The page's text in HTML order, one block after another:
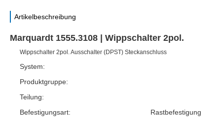
Artikelbeschreibung
Marquardt 1555.3108 | Wippschalter 2pol.
Wippschalter 2pol. Ausschalter (DPST) Steckanschluss
System:
Produktgruppe:
Teilung:
Befestigungsart:
Rastbefestigung